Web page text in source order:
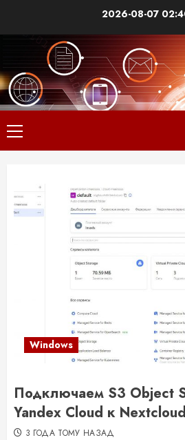
2026-08-07
Windows
Подключаем S3 Object
Yandex Cloud к Nextcloud
3 ГОДА ТОМУ НАЗАД